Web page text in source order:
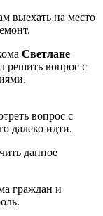
выехать на место
Светлане
решить вопрос с
вопрос с
далеко идти.
данное
граждан и